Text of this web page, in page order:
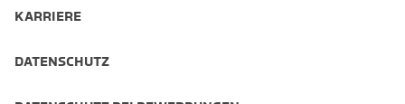
KARRIERE
DATENSCHUTZ